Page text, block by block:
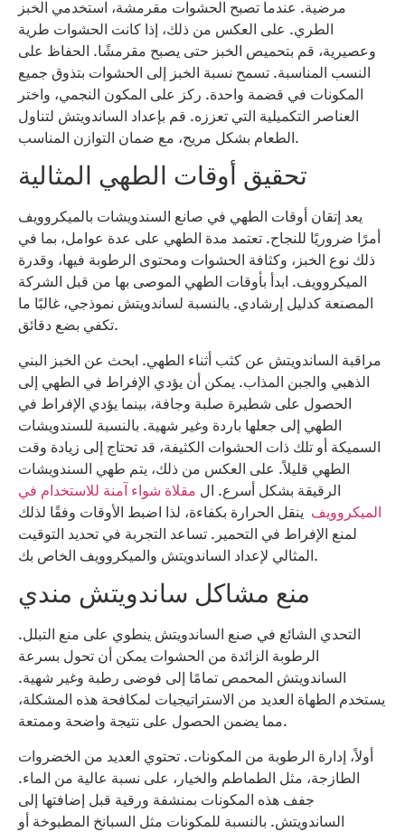
مرضية. عندما تصبح الحشوات مقرمشة، استخدمي الخبز
الطري. على العكس من ذلك، إذا كانت الحشوات طرية
وعصيرية، قم بتحميص الخبز حتى يصبح مقرمشًا. الحفاظ على
النسب المناسبة. تسمح نسبة الخبز إلى الحشوات بتذوق جميع
المكونات في قضمة واحدة. ركز على المكون النجمي، واختر
العناصر التكميلية التي تعززه. قم بإعداد الساندويتش لتناول
الطعام بشكل مريح، مع ضمان التوازن المناسب.
تحقيق أوقات الطهي المثالية
يعد إتقان أوقات الطهي في صانع السندويشات بالميكروويف
أمرًا ضروريًا للنجاح. تعتمد مدة الطهي على عدة عوامل، بما في
ذلك نوع الخبز، وكثافة الحشوات ومحتوى الرطوبة فيها، وقدرة
الميكروويف. ابدأ بأوقات الطهي الموصى بها من قبل الشركة
المصنعة كدليل إرشادي. بالنسبة لساندويتش نموذجي، غالبًا ما
تكفي بضع دقائق.
مراقبة الساندويتش عن كثب أثناء الطهي. ابحث عن الخبز البني
الذهبي والجبن المذاب. يمكن أن يؤدي الإفراط في الطهي إلى
الحصول على شطيرة صلبة وجافة، بينما يؤدي الإفراط في
الطهي إلى جعلها باردة وغير شهية. بالنسبة للسندويشات
السميكة أو تلك ذات الحشوات الكثيفة، قد تحتاج إلى زيادة وقت
الطهي قليلاً. على العكس من ذلك، يتم طهي السندويشات
الرقيقة بشكل أسرع. ال مقلاة شواء آمنة للاستخدام في
الميكروويف ينقل الحرارة بكفاءة، لذا اضبط الأوقات وفقًا لذلك
لمنع الإفراط في التحمير. تساعد التجربة في تحديد التوقيت
المثالي لإعداد الساندويتش والميكروويف الخاص بك.
منع مشاكل ساندويتش مندي
التحدي الشائع في صنع الساندويتش ينطوي على منع التبلل.
الرطوبة الزائدة من الحشوات يمكن أن تحول بسرعة
الساندويتش المحمص تمامًا إلى فوضى رطبة وغير شهية.
يستخدم الطهاة العديد من الاستراتيجيات لمكافحة هذه المشكلة،
مما يضمن الحصول على نتيجة واضحة وممتعة.
أولاً، إدارة الرطوبة من المكونات. تحتوي العديد من الخضروات
الطازجة، مثل الطماطم والخيار، على نسبة عالية من الماء.
جفف هذه المكونات بمنشفة ورقية قبل إضافتها إلى
الساندويتش. بالنسبة للمكونات مثل السبانخ المطبوخة أو